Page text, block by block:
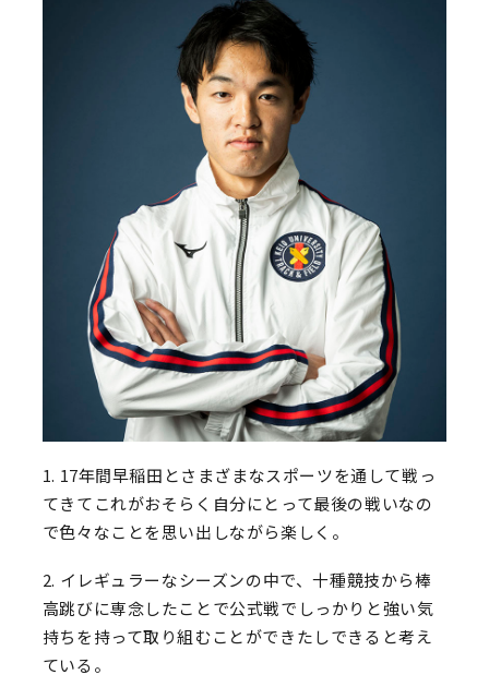
1. 17年間早稲田とさまざまなスポーツを通して戦っ
てきてこれがおそらく自分にとって最後の戦いなの
で色々なことを思い出しながら楽しく。
2. イレギュラーなシーズンの中で、十種競技から棒
高跳びに専念したことで公式戦でしっかりと強い気
持ちを持って取り組むことができたしできると考え
ている。